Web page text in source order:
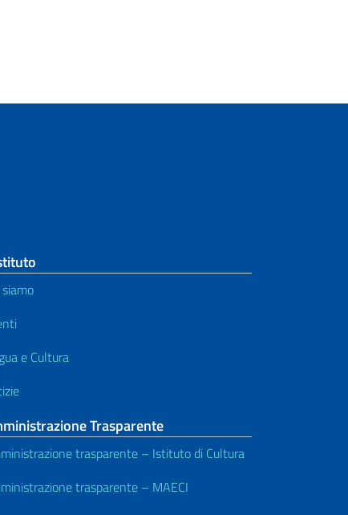
e Cultura
Trasparente
trasparente – Istituto di Cultura
trasparente – MAECI